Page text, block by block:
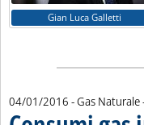
Gian Luca Galletti
Lista allegati
04/01/2016 - Gas Naturale